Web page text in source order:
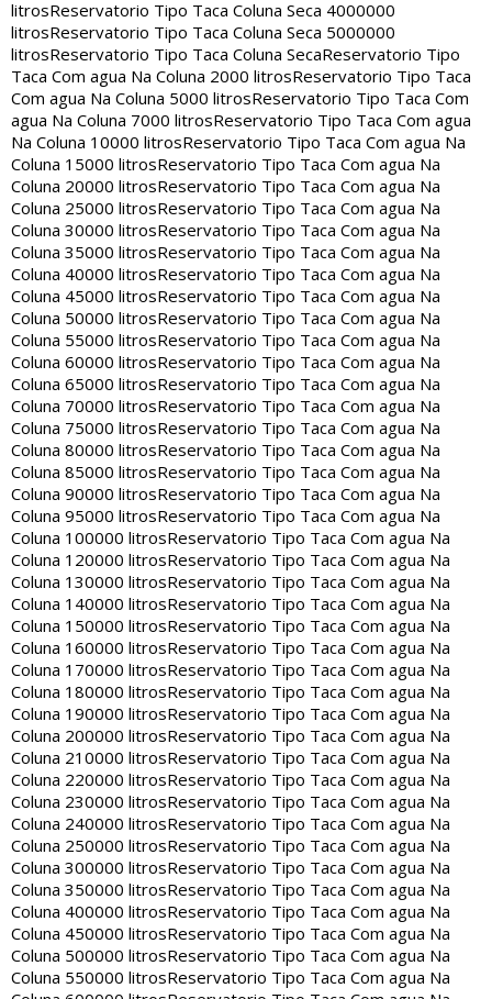
litrosReservatorio Tipo Taca Coluna Seca 4000000
litrosReservatorio Tipo Taca Coluna Seca 5000000
litrosReservatorio Tipo Taca Coluna SecaReservatorio Tipo
Taca Com agua Na Coluna 2000 litrosReservatorio Tipo Taca
Com agua Na Coluna 5000 litrosReservatorio Tipo Taca Com
agua Na Coluna 7000 litrosReservatorio Tipo Taca Com agua
Na Coluna 10000 litrosReservatorio Tipo Taca Com agua Na
Coluna 15000 litrosReservatorio Tipo Taca Com agua Na
Coluna 20000 litrosReservatorio Tipo Taca Com agua Na
Coluna 25000 litrosReservatorio Tipo Taca Com agua Na
Coluna 30000 litrosReservatorio Tipo Taca Com agua Na
Coluna 35000 litrosReservatorio Tipo Taca Com agua Na
Coluna 40000 litrosReservatorio Tipo Taca Com agua Na
Coluna 45000 litrosReservatorio Tipo Taca Com agua Na
Coluna 50000 litrosReservatorio Tipo Taca Com agua Na
Coluna 55000 litrosReservatorio Tipo Taca Com agua Na
Coluna 60000 litrosReservatorio Tipo Taca Com agua Na
Coluna 65000 litrosReservatorio Tipo Taca Com agua Na
Coluna 70000 litrosReservatorio Tipo Taca Com agua Na
Coluna 75000 litrosReservatorio Tipo Taca Com agua Na
Coluna 80000 litrosReservatorio Tipo Taca Com agua Na
Coluna 85000 litrosReservatorio Tipo Taca Com agua Na
Coluna 90000 litrosReservatorio Tipo Taca Com agua Na
Coluna 95000 litrosReservatorio Tipo Taca Com agua Na
Coluna 100000 litrosReservatorio Tipo Taca Com agua Na
Coluna 120000 litrosReservatorio Tipo Taca Com agua Na
Coluna 130000 litrosReservatorio Tipo Taca Com agua Na
Coluna 140000 litrosReservatorio Tipo Taca Com agua Na
Coluna 150000 litrosReservatorio Tipo Taca Com agua Na
Coluna 160000 litrosReservatorio Tipo Taca Com agua Na
Coluna 170000 litrosReservatorio Tipo Taca Com agua Na
Coluna 180000 litrosReservatorio Tipo Taca Com agua Na
Coluna 190000 litrosReservatorio Tipo Taca Com agua Na
Coluna 200000 litrosReservatorio Tipo Taca Com agua Na
Coluna 210000 litrosReservatorio Tipo Taca Com agua Na
Coluna 220000 litrosReservatorio Tipo Taca Com agua Na
Coluna 230000 litrosReservatorio Tipo Taca Com agua Na
Coluna 240000 litrosReservatorio Tipo Taca Com agua Na
Coluna 250000 litrosReservatorio Tipo Taca Com agua Na
Coluna 300000 litrosReservatorio Tipo Taca Com agua Na
Coluna 350000 litrosReservatorio Tipo Taca Com agua Na
Coluna 400000 litrosReservatorio Tipo Taca Com agua Na
Coluna 450000 litrosReservatorio Tipo Taca Com agua Na
Coluna 500000 litrosReservatorio Tipo Taca Com agua Na
Coluna 550000 litrosReservatorio Tipo Taca Com agua Na